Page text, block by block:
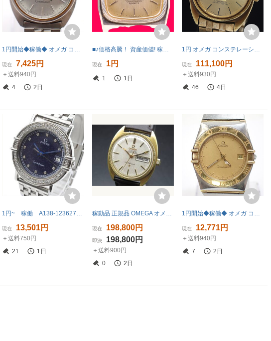
1円開始◆稼働◆ オメガ コンステレーション シルバー 音叉式 メンズ 腕時計 AI98401
現在 7,425円
＋送料940円
4
2日
■♪価格高騰！ 資産価値! 稼働 電池新品 メンズ ビンテージ 高級超レア！ OMEGA オメガConstellation コンステレーション デート クオーツ
現在 1円
1 1日
1円 オメガ コンステレーション AT/自動巻 ゴールド文字盤 メンズ腕時計 2000000 7BGT MTM
現在 111,100円
＋送料930円
46
4日
1円~ 稼働 A138-1236278G オメガ コンステレーション QZ ブルー文字盤 メンズ腕時計
現在 13,501円
＋送料750円
21
1日
稼動品 正規品 OMEGA オメガ コンステレーション 自動巻 YGベゼル 金メダリオン デイデイト シルバーモザイク メンズ腕時計 FTTVJ163
現在 198,800円
即決 198,800円
＋送料900円
0
2日
1円開始◆稼働◆ オメガ コンステレーション ゴールド クオーツ ユニセックス 腕時計 AJ03402
現在 12,771円
＋送料940円
7
2日